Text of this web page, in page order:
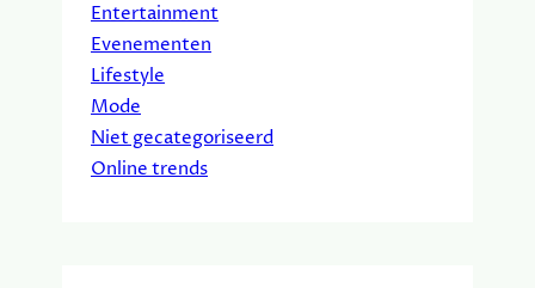
Entertainment
Evenementen
Lifestyle
Mode
Niet gecategoriseerd
Online trends